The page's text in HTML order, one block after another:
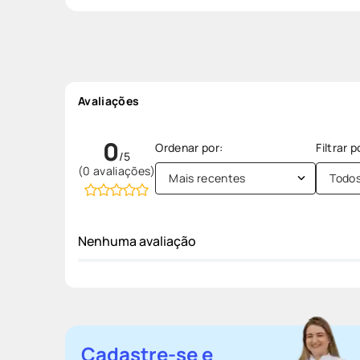
Avaliações
0
(0 avaliações) Mais recentes
Nenhuma avaliação
Cadastre-se e